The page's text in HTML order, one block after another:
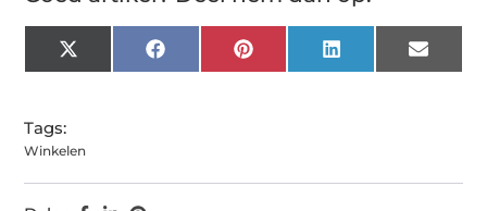
X
(Twitter)
Facebook Pinterest LinkedIn Email
Tags:
Winkelen